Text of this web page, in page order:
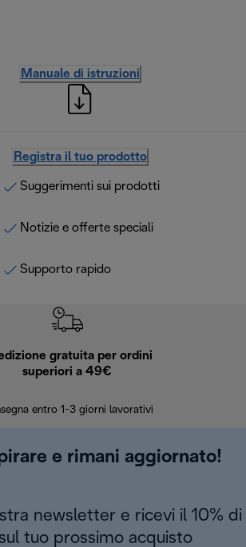
Manuale di istruzioni
Registra il tuo prodotto
Suggerimenti sui prodotti
Notizie e offerte speciali
Supporto rapido
gratuita per ordini
superiori a 49€
entro 1-3 giorni lavorativi
e rimani aggiornato!
newsletter e ricevi il 10% di
tuo prossimo acquisto